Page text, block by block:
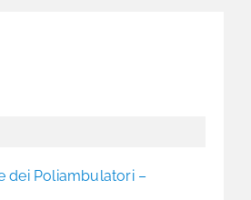
dei Poliambulatori –